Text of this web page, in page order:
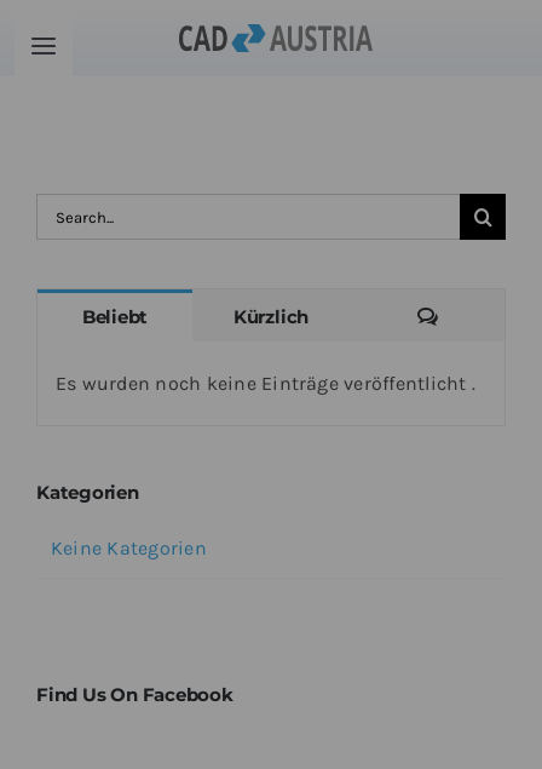
InhaltToggle
Schulung
Suche
nach:
Beliebt Kürzlich
Es wurden noch keine Einträge veröffentlicht .
Kategorien
Keine Kategorien
Find Us On Facebook